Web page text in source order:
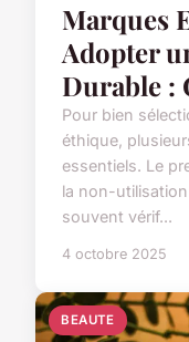
Marques
Adopter
Durable :
Pour bien
éthique,
essentiels. Le
la non-
souvent vérif...
4 octobre 2025
BEAUTE